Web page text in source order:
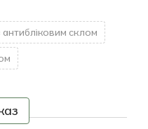
склом